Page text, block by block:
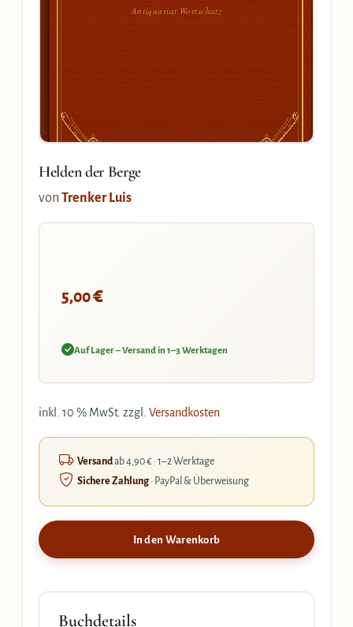
Antiquariat Wortschatz
Helden der Berge
von Trenker Luis
5,00€
Auf Lager – Versand in 1–3 Werktagen
inkl. 10 % MwSt. zzgl. Versandkosten
Versandab 4,90 € · 1–2 Werktage
Sichere Zahlung· PayPal & Überweisung
In den Warenkorb
Buchdetails